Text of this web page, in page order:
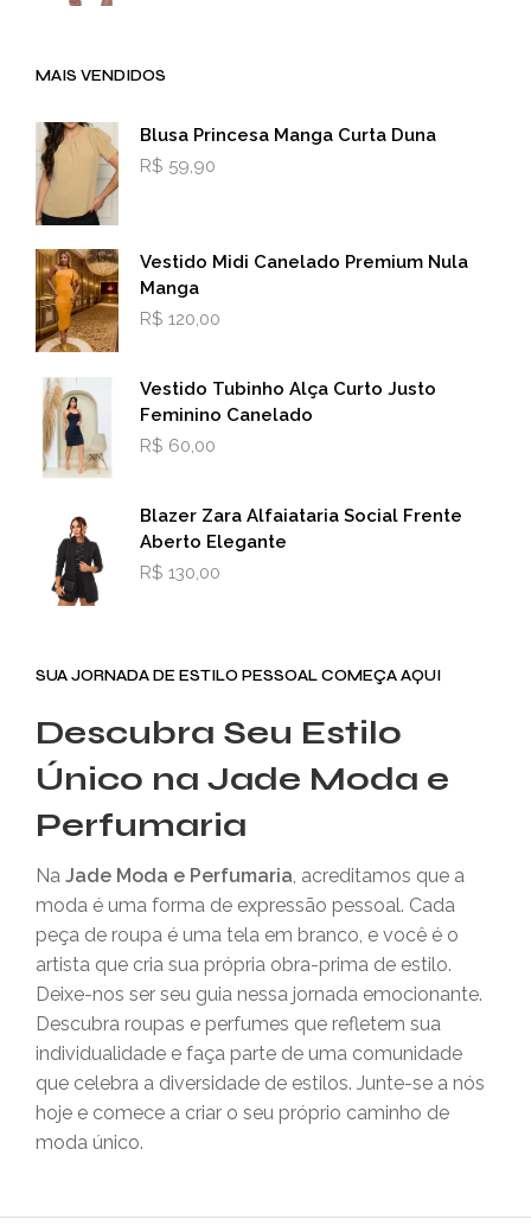
MAIS VENDIDOS
Blusa Princesa Manga Curta Duna
R$ 59,90
Vestido Midi Canelado Premium Nula
Manga
R$ 120,00
Vestido Tubinho Alça Curto Justo
Feminino Canelado
R$ 60,00
Blazer Zara Alfaiataria Social Frente
Aberto Elegante
R$ 130,00
SUA JORNADA DE ESTILO PESSOAL COMEÇA AQUI
Descubra Seu Estilo
Único na Jade Moda e
Perfumaria
Na Jade Moda e Perfumaria, acreditamos que a
moda é uma forma de expressão pessoal. Cada
peça de roupa é uma tela em branco, e você é o
artista que cria sua própria obra-prima de estilo.
Deixe-nos ser seu guia nessa jornada emocionante.
Descubra roupas e perfumes que refletem sua
individualidade e faça parte de uma comunidade
que celebra a diversidade de estilos. Junte-se a nós
hoje e comece a criar o seu próprio caminho de
moda único.